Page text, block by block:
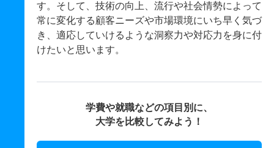
す。そして、技術の向上、流行や社会情勢によって
常に変化する顧客ニーズや市場環境にいち早く気づ
き、適応していけるような洞察力や対応力を身に付
けたいと思います。
学費や就職などの項目別に、
大学を比較してみよう！